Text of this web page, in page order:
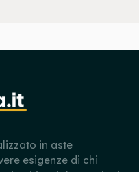
in aste
esigenze di chi